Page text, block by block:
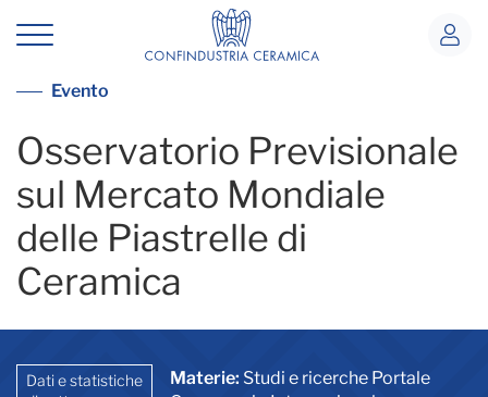
Webinar Osservatorio Previsionale
Vai alla lista eventi
Evento
Osservatorio Previsionale
sul Mercato Mondiale
delle Piastrelle di
Ceramica
Dati e statistiche
Materie: Studi e ricerche Portale